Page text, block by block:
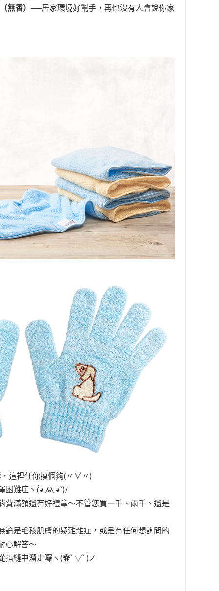
無香） ──居家環境好幫手，再也沒有人會說你家
，這裡任你摸個夠(〃∀〃)
困難症 ヽ(́◕◞౪◟◕‵)ﾉ
費滿額還有好禮拿～不管您買一千、兩千、還是
論是毛孩肌膚的疑難雜症，或是有任何想詢問的
心解答～
指縫中溜走囉 ヽ(✿ﾟ▽ﾟ)ノ